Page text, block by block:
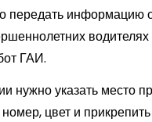
передать информацию
водителях
ГАИ.
нужно указать место
цвет и